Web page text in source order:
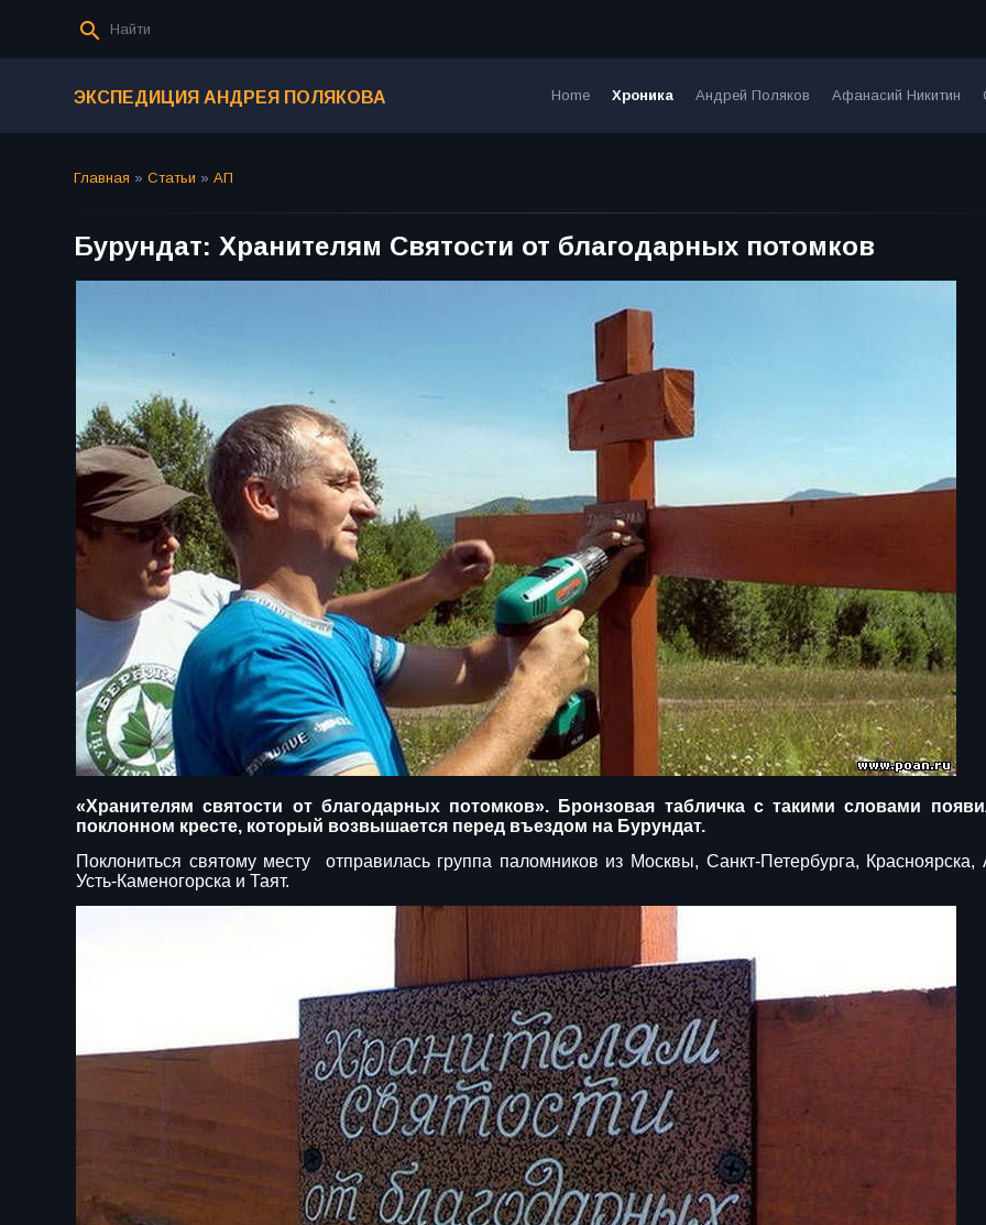
ЭКСПЕДИЦИЯ АНДРЕЯ ПОЛЯКОВА Home Хроника Андрей Поляков Афанасий Никитин
Главная » Статьи » АП
Бурундат: Хранителям Святости от благодарных потомков
«Хранителям святости от благодарных потомков». Бронзовая табличка с такими словами
поклонном кресте, который возвышается перед въездом на Бурундат.
Поклониться святому месту отправилась группа паломников из Москвы, Санкт-Петербурга, Красноярска,
Усть-Каменогорска и Таят.